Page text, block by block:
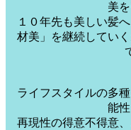
美
１０年先も美しい髪
材美」を継続してい
ライフスタイルの多
能
再現性の得意不得意